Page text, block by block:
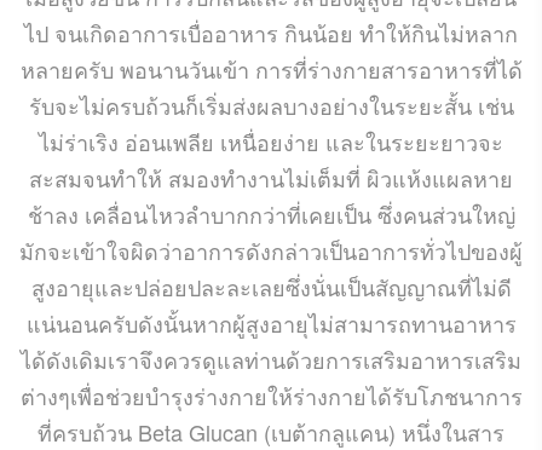
ไป จนเกิดอาการเบื่ออาหาร กินน้อย ทำให้กินไม่หลาก
หลายครับ พอนานวันเข้า การที่ร่างกายสารอาหารที่ได้
รับจะไม่ครบถ้วนก็เริ่มส่งผลบางอย่างในระยะสั้น เช่น
ไม่ร่าเริง อ่อนเพลีย เหนื่อยง่าย และในระยะยาวจะ
สะสมจนทำให้ สมองทำงานไม่เต็มที่ ผิวแห้งแผลหาย
ช้าลง เคลื่อนไหวลำบากกว่าที่เคยเป็น ซึ่งคนส่วนใหญ่
มักจะเข้าใจผิดว่าอาการดังกล่าวเป็นอาการทั่วไปของผู้
สูงอายุและปล่อยปละละเลยซึ่งนั่นเป็นสัญญาณที่ไม่ดี
แน่นอนครับดังนั้นหากผู้สูงอายุไม่สามารถทานอาหาร
ได้ดังเดิมเราจึงควรดูแลท่านด้วยการเสริมอาหารเสริม
ต่างๆเพื่อช่วยบำรุงร่างกายให้ร่างกายได้รับโภชนาการ
ที่ครบถ้วน Beta Glucan (เบต้ากลูแคน) หนึ่งในสาร